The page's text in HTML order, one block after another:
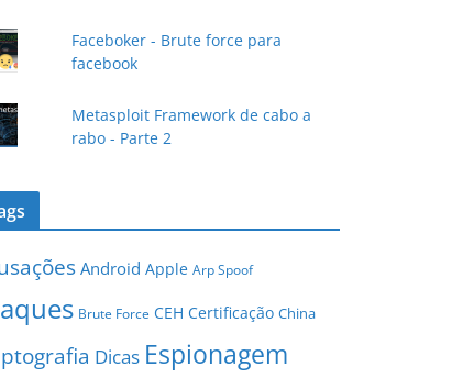
Faceboker - Brute force para
facebook
Metasploit Framework de cabo a
rabo - Parte 2
Android Apple Arp Spoof
Brute Force CEH Certificação China
Dicas Espionagem